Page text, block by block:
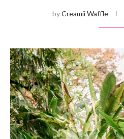
byCreamii Waffle